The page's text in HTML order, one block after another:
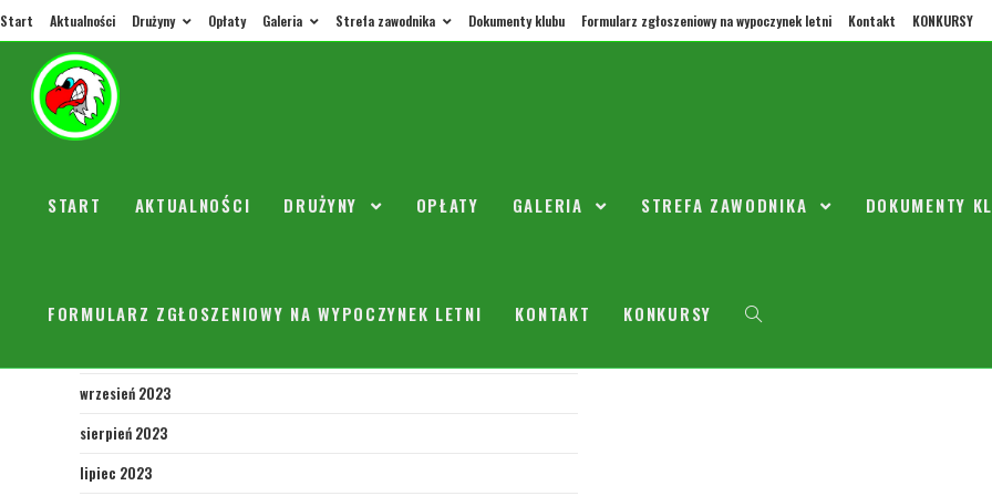
Start Aktualności Drużyny Opłaty Galeria Strefa zawodnika Dokumenty klubu Formularz zgłoszeniowy na wypoczynek letni Kontakt KONKURSY
START AKTUALNOŚCI DRUŻYNY OPŁATY GALERIA STREFA ZAWODNIKA DOKUMENTY
FORMULARZ ZGŁOSZENIOWY NA WYPOCZYNEK LETNI KONTAKT KONKURSY
ARCHIWA
sierpień 2024
listopad 2023
wrzesień 2023
sierpień 2023
lipiec 2023